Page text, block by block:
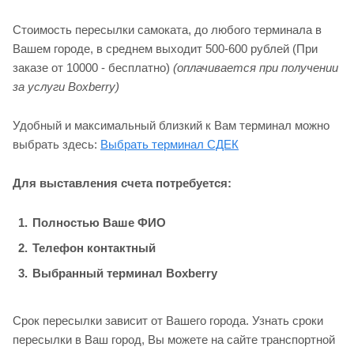
Стоимость пересылки самоката, до любого терминала в
Вашем городе, в среднем выходит 500-600 рублей (При
заказе от 10000 - бесплатно) (оплачивается при получении
за услуги Boxberry)
Удобный и максимальный близкий к Вам терминал можно
выбрать здесь: Выбрать терминал СДЕК
Для выставления счета потребуется:
Полностью Ваше ФИО
Телефон контактный
Выбранный терминал Boxberry
Срок пересылки зависит от Вашего города. Узнать сроки
пересылки в Ваш город, Вы можете на сайте транспортной